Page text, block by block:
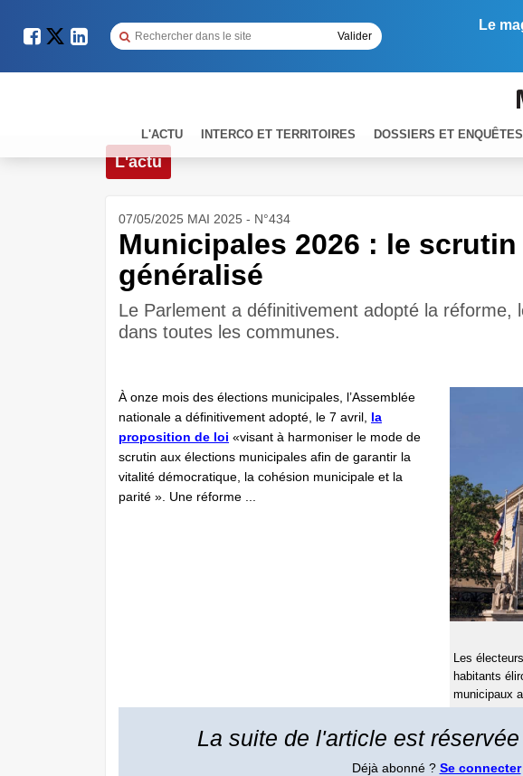
Le
L'ACTU INTERCO ET TERRITOIRES DOSSIERS ET ENQUÊTES
L'actu
07/05/2025 MAI 2025 - N°434
Municipales 2026 : le
généralisé
Le Parlement a définitivement adopté la réforme,
dans toutes les communes.
Les
habitants
municipaux
À onze mois des élections municipales, l’Assemblée
nationale a définitivement adopté, le 7 avril, la
proposition de loi «visant à harmoniser le mode de
scrutin aux élections ­municipales afin de garantir la
vitalité démocratique, la cohésion municipale et la
parité ». Une réforme ...
La suite de l'article est
Déjà abonné ? Se connecter